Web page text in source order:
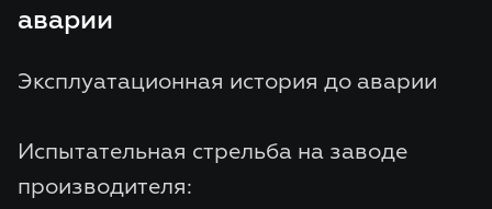
аварии
Эксплуатационная история до аварии
Испытательная стрельба на заводе
производителя: